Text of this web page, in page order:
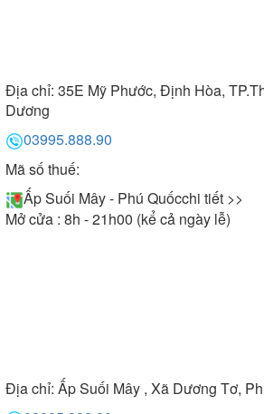
Địa chỉ: 35E Mỹ Phước, Định Hòa,
Dương
03995.888.90
Mã số thuế:
Ấp Suối Mây - Phú Quốcchi tiết >>
Mở cửa : 8h - 21h00 (kể cả ngày lễ)
Địa chỉ: Ấp Suối Mây , Xã Dương Tơ,